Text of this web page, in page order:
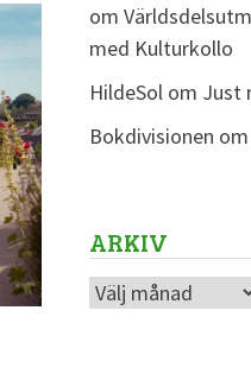
om
med Kulturkollo
HildeSolom Just
Bokdivisionen om
ARKIV
Arkiv